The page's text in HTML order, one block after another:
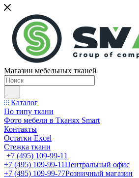
Магазин мебельных тканей
Каталог
По типу ткани
Фото мебели в Тканях Smart
Контакты
Остатки Excel
Стежка ткани
+7 (495) 109-99-11
+7 (495) 109-99-11Центральный офис
+7 (495) 109-99-77Розничный магазин